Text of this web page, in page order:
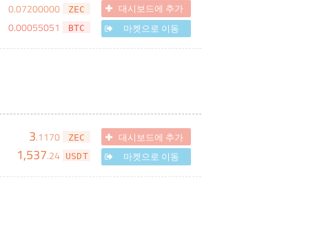
0.07200000 ZEC
0.00055051 BTC
대시보드에 추가
마켓으로 이동
3.1170 ZEC
1,537.24 USDT
대시보드에 추가
마켓으로 이동